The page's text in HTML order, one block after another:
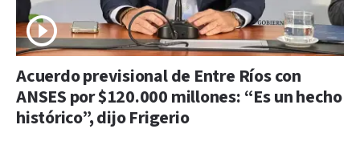
Acuerdo previsional de Entre Ríos con
ANSES por $120.000 millones: “Es un hecho
histórico”, dijo Frigerio